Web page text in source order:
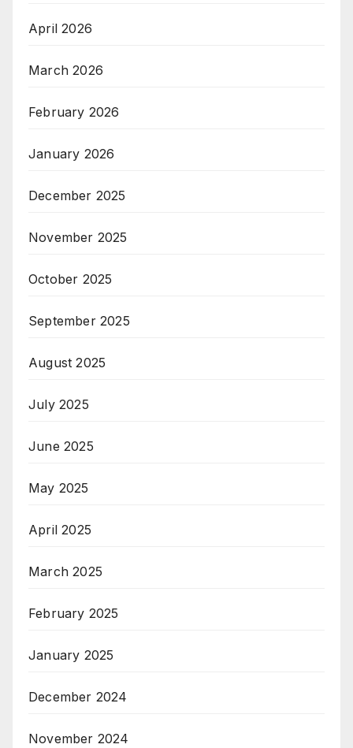
April 2026
March 2026
February 2026
January 2026
December 2025
November 2025
October 2025
September 2025
August 2025
July 2025
June 2025
May 2025
April 2025
March 2025
February 2025
January 2025
December 2024
November 2024